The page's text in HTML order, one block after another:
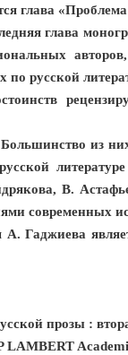
глава
глава
по русской
из
В.
современных
Гаджиева
прозы :